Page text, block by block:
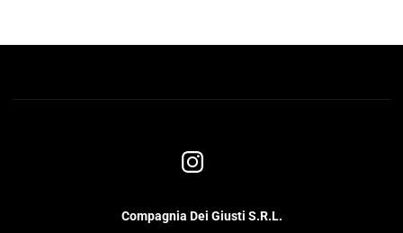
Compagnia Dei Giusti S.R.L.